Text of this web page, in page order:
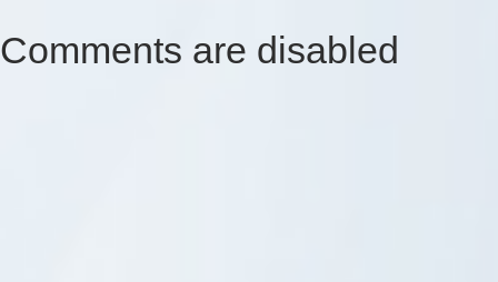
Comments are disabled